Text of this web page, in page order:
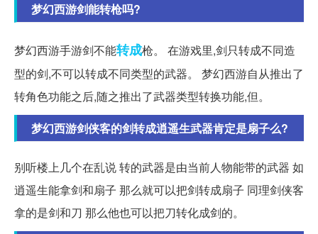
梦幻西游剑能转枪吗?
梦幻西游手游剑不能转成枪。 在游戏里,剑只转成不同造
型的剑,不可以转成不同类型的武器。 梦幻西游自从推出了
转角色功能之后,随之推出了武器类型转换功能,但。
梦幻西游剑侠客的剑转成逍遥生武器肯定是扇子么?
别听楼上几个在乱说 转的武器是由当前人物能带的武器 如
逍遥生能拿剑和扇子 那么就可以把剑转成扇子 同理剑侠客
拿的是剑和刀 那么他也可以把刀转化成剑的。